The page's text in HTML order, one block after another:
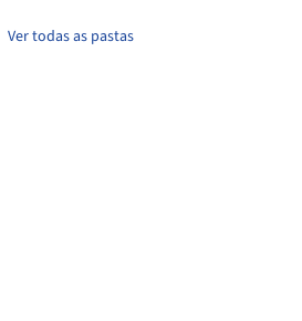
Ver todas as pastas